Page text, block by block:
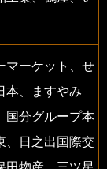
マーケット、せ
本、ますやみ
国分グループ本
、日之出国際交